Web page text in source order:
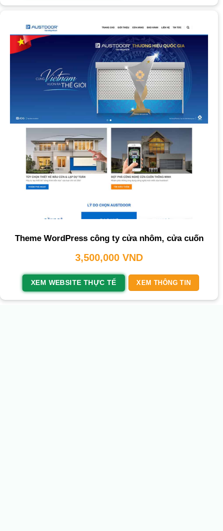
Theme WordPress công ty cửa nhôm, cửa cuốn
3,500,000 VND
XEM WEBSITE THỰC TẾ XEM THÔNG TIN